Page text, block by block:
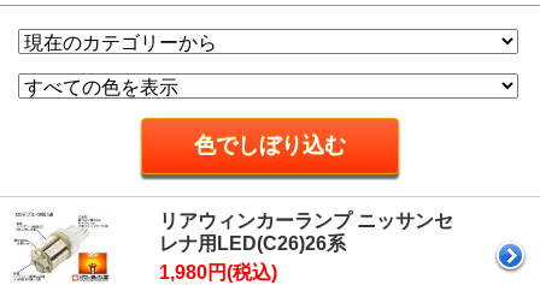
リアウィンカーランプ ニッサンセ
レナ用LED(C26)26系
1,980円(税込)